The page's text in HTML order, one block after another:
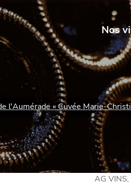
Nos
l'Aumérade « Cuvée Marie-
AG VINS,